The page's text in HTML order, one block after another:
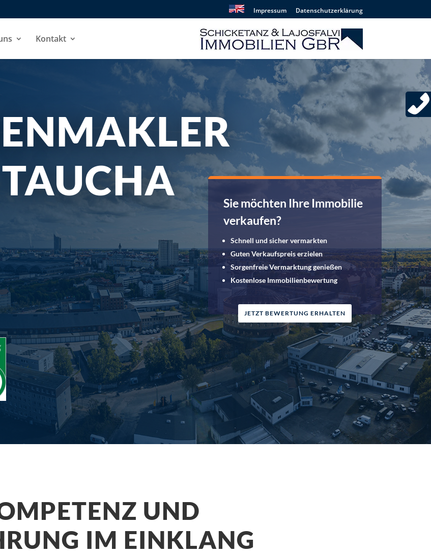
Impressum Datenschutzerklärung
Kontakt
Sie möchten Ihre Immobilie
verkaufen?
Schnell und sicher vermarkten
Guten Verkaufspreis erzielen
Sorgenfreie Vermarktung genießen
Kostenlose Immobilienbewertung
JETZT BEWERTUNG ERHALTEN
UND
IM EINKLANG